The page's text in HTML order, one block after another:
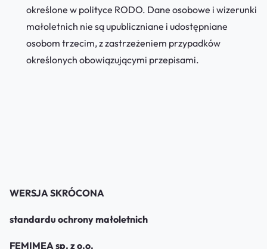
określone w polityce RODO. Dane osobowe i wizerunki
małoletnich nie są upubliczniane i udostępniane
osobom trzecim, z zastrzeżeniem przypadków
określonych obowiązującymi przepisami.
WERSJA SKRÓCONA
standardu ochrony małoletnich
FEMIMEA sp. z o.o.